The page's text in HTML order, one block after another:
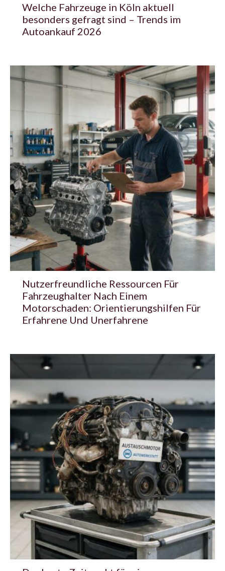
Welche Fahrzeuge in Köln aktuell
besonders gefragt sind – Trends im
Autoankauf 2026
Nutzerfreundliche Ressourcen Für
Fahrzeughalter Nach Einem
Motorschaden: Orientierungshilfen Für
Erfahrene Und Unerfahrene